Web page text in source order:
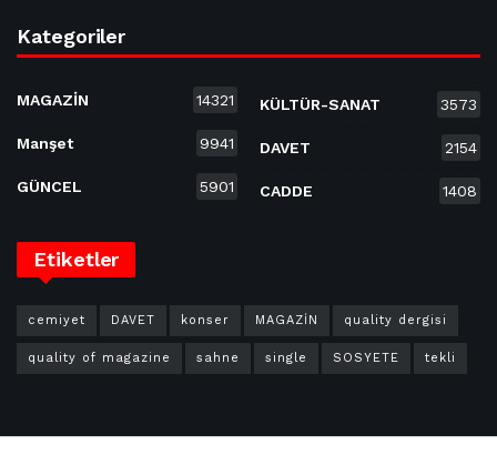
Kategoriler
MAGAZİN 14321
Manşet 9941
GÜNCEL 5901
KÜLTÜR-SANAT 3573
DAVET 2154
CADDE 1408
Etiketler
cemiyet DAVET konser MAGAZİN quality dergisi
quality of magazine sahne single SOSYETE tekli